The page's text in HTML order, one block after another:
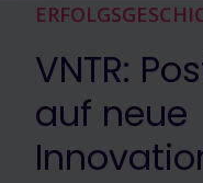
VNTR:
auf neue